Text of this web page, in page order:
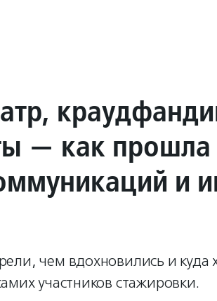
— как прошла
и
чем вдохновились и куда
участников стажировки.